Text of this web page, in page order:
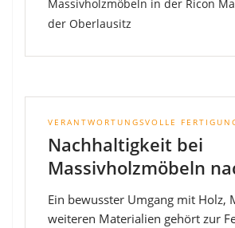
VERANTWORTUNGSVOLLE
Nachhaltigkeit bei
Massivholzmöbeln
Ein bewusster Umgang mit Holz,
weiteren Materialien gehört zur